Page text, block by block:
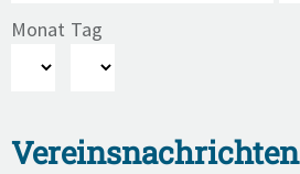
Monat Tag
Vereinsnachrichten